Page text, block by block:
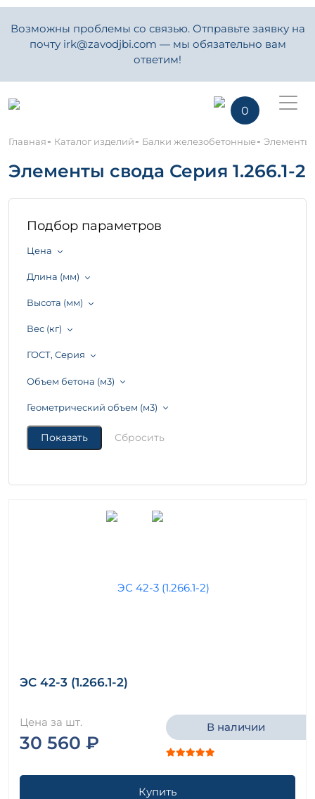
Возможны проблемы со связью. Отправьте заявку на
почту irk@zavodjbi.com — мы обязательно вам
ответим!
0
Главная- Каталог изделий- Балки железобетонные- Элементы
Элементы свода Серия 1.266.1-2
Подбор параметров
Цена
Длина (мм)
Высота (мм)
Вес (кг)
ГОСТ, Серия
Объем бетона (м3)
Геометрический объем (м3)
ЭС 42-3 (1.266.1-2)
Цена за шт.
30 560 ₽
В наличии
Купить